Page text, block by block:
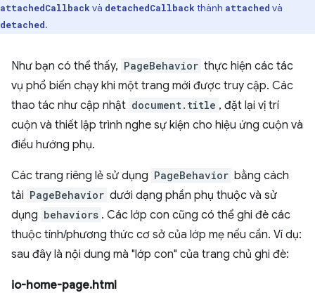
attachedCallback và detachedCallback thành attached và
detached.
Như bạn có thể thấy, PageBehavior thực hiện các tác
vụ phổ biến chạy khi một trang mới được truy cập. Các
thao tác như cập nhật document.title , đặt lại vị trí
cuộn và thiết lập trình nghe sự kiện cho hiệu ứng cuộn và
điều hướng phụ.
Các trang riêng lẻ sử dụng PageBehavior bằng cách
tải PageBehavior dưới dạng phần phụ thuộc và sử
dụng behaviors . Các lớp con cũng có thể ghi đè các
thuộc tính/phương thức cơ sở của lớp mẹ nếu cần. Ví dụ:
sau đây là nội dung mà "lớp con" của trang chủ ghi đè:
io-home-page.html